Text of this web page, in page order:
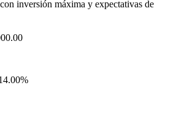
inversión máxima y expectativas de